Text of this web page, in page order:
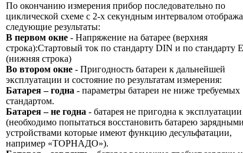
По окончанию измерения прибор последовательно по
циклической схеме с 2-х секундным интервалом
следующие результаты:
В первом окне - Напряжение на батарее (верхняя
строка):Стартовый ток по стандарту DIN и по стандарту
(нижняя строка)
Во втором окне - Пригодность батареи к дальнейшей
эксплуатации и состояние по результатам измерения:
Батарея – годна - параметры батареи не ниже требуемых
стандартом.
Батарея – не годна - батарея не пригодна к эксплуатации
(необходимо попытаться восстановить батарею зарядными
устройствами которые имеют функцию десульфатации,
например «ТОРНАДО»).